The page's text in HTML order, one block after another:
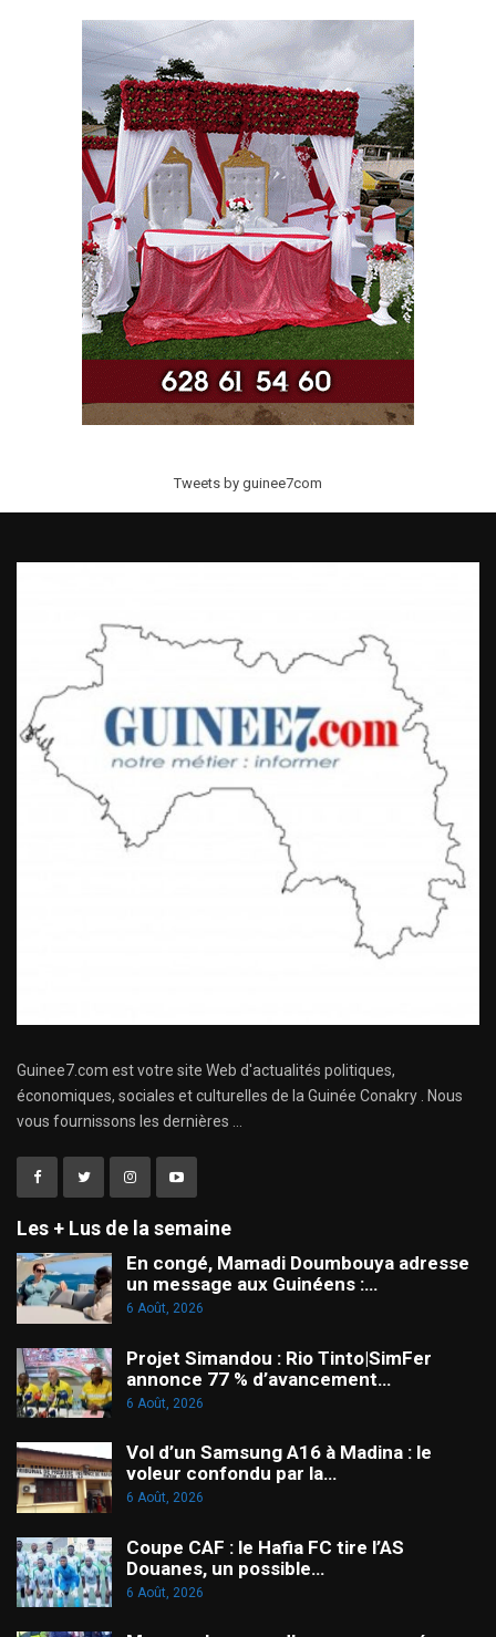
Tweets by guinee7com
Guinee7.com est votre site Web d'actualités politiques,
économiques, sociales et culturelles de la Guinée Conakry . Nous
vous fournissons les dernières ...
Les + Lus de la semaine
En congé, Mamadi Doumbouya adresse
un message aux Guinéens :…
6 Août, 2026
Projet Simandou : Rio Tinto|SimFer
annonce 77 % d’avancement…
6 Août, 2026
Vol d’un Samsung A16 à Madina : le
voleur confondu par la…
6 Août, 2026
Coupe CAF : le Hafia FC tire l’AS
Douanes, un possible…
6 Août, 2026